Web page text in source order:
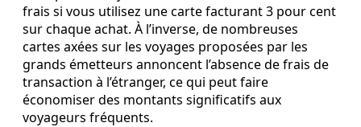
frais si vous utilisez une carte facturant 3 pour cent
sur chaque achat. À l’inverse, de nombreuses
cartes axées sur les voyages proposées par les
grands émetteurs annoncent l’absence de frais de
transaction à l’étranger, ce qui peut faire
économiser des montants significatifs aux
voyageurs fréquents.